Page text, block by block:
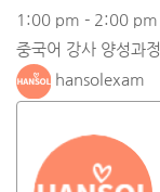
1:00 pm - 2:00 pm
중국어 강사 양성과정
hansolexam